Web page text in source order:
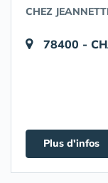
CHEZ
78400 -
Plus d'infos